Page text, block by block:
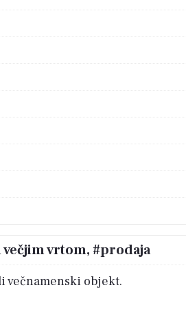
vrtom, #prodaja
večnamenski objekt.